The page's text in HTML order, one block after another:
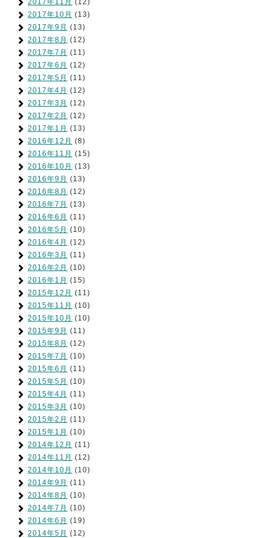
2017年10月 (13)
2017年9月 (13)
2017年8月 (12)
2017年7月 (11)
2017年6月 (12)
2017年5月 (11)
2017年4月 (12)
2017年3月 (12)
2017年2月 (12)
2017年1月 (13)
2016年12月 (8)
2016年11月 (15)
2016年10月 (13)
2016年9月 (13)
2016年8月 (12)
2016年7月 (13)
2016年6月 (11)
2016年5月 (10)
2016年4月 (12)
2016年3月 (11)
2016年2月 (10)
2016年1月 (15)
2015年12月 (11)
2015年11月 (10)
2015年10月 (10)
2015年9月 (11)
2015年8月 (12)
2015年7月 (10)
2015年6月 (11)
2015年5月 (10)
2015年4月 (11)
2015年3月 (10)
2015年2月 (11)
2015年1月 (10)
2014年12月 (11)
2014年11月 (12)
2014年10月 (10)
2014年9月 (11)
2014年8月 (10)
2014年7月 (10)
2014年6月 (19)
2014年5月 (12)